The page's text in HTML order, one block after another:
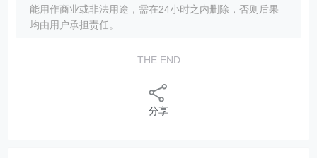
能用作商业或非法用途，需在24小时之内删除，否则后果
均由用户承担责任。
THE END
分享